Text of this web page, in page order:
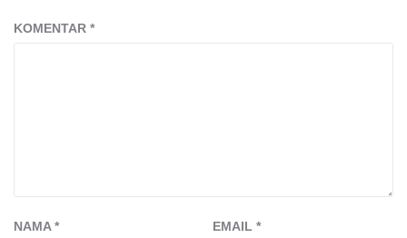
KOMENTAR *
NAMA* EMAIL *